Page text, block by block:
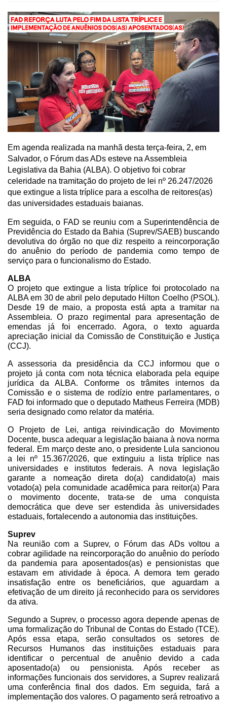
Em agenda realizada na manhã desta terça-feira, 2, em
Salvador, o Fórum das ADs esteve na Assembleia
Legislativa da Bahia (ALBA). O objetivo foi cobrar
celeridade na tramitação do projeto de lei nº 26.247/2026
que extingue a lista tríplice para a escolha de reitores(as)
das universidades estaduais baianas.
Em seguida, o FAD se reuniu com a Superintendência de
Previdência do Estado da Bahia (Suprev/SAEB) buscando
devolutiva do órgão no que diz respeito a reincorporação
do anuênio do período de pandemia como tempo de
serviço para o funcionalismo do Estado.
ALBA
O projeto que extingue a lista tríplice foi protocolado na
ALBA em 30 de abril pelo deputado Hilton Coelho (PSOL).
Desde 19 de maio, a proposta está apta a tramitar na
Assembleia. O prazo regimental para apresentação de
emendas já foi encerrado. Agora, o texto aguarda
apreciação inicial da Comissão de Constituição e Justiça
(CCJ).
A assessoria da presidência da CCJ informou que o
projeto já conta com nota técnica elaborada pela equipe
jurídica da ALBA. Conforme os trâmites internos da
Comissão e o sistema de rodízio entre parlamentares, o
FAD foi informado que o deputado Matheus Ferreira (MDB)
seria designado como relator da matéria.
O Projeto de Lei, antiga reivindicação do Movimento
Docente, busca adequar a legislação baiana à nova norma
federal. Em março deste ano, o presidente Lula sancionou
a lei nº 15.367/2026, que extinguiu a lista tríplice nas
universidades e institutos federais. A nova legislação
garante a nomeação direta do(a) candidato(a) mais
votado(a) pela comunidade acadêmica para reitor(a) Para
o movimento docente, trata-se de uma conquista
democrática que deve ser estendida às universidades
estaduais, fortalecendo a autonomia das instituições.
Suprev
Na reunião com a Suprev, o Fórum das ADs voltou a
cobrar agilidade na reincorporação do anuênio do período
da pandemia para aposentados(as) e pensionistas que
estavam em atividade à época. A demora tem gerado
insatisfação entre os beneficiários, que aguardam a
efetivação de um direito já reconhecido para os servidores
da ativa.
Segundo a Suprev, o processo agora depende apenas de
uma formalização do Tribunal de Contas do Estado (TCE).
Após essa etapa, serão consultados os setores de
Recursos Humanos das instituições estaduais para
identificar o percentual de anuênio devido a cada
aposentado(a) ou pensionista. Após receber as
informações funcionais dos servidores, a Suprev realizará
uma conferência final dos dados. Em seguida, fará a
implementação dos valores. O pagamento será retroativo a